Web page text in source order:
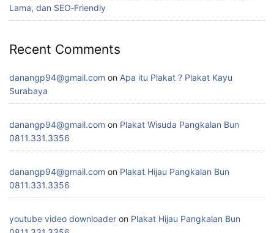
Lama, dan SEO‑Friendly
Recent Comments
danangp94@gmail.com on Apa itu Plakat ? Plakat Kayu
Surabaya
danangp94@gmail.com on Plakat Wisuda Pangkalan Bun
0811.331.3356
danangp94@gmail.com on Plakat Hijau Pangkalan Bun
0811.331.3356
youtube video downloader on Plakat Hijau Pangkalan Bun